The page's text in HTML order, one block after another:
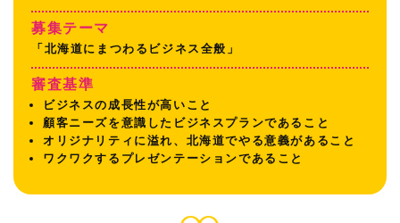
募集テーマ
「北海道にまつわるビジネス全般」
審査基準
ビジネスの成長性が高いこと
顧客ニーズを意識したビジネスプランであること
オリジナリティに溢れ、北海道でやる意義があること
ワクワクするプレゼンテーションであること